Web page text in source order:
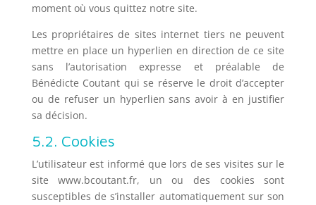
moment où vous quittez notre site.
Les propriétaires de sites internet tiers ne peuvent
mettre en place un hyperlien en direction de ce site
sans l’autorisation expresse et préalable de
Bénédicte Coutant qui se réserve le droit d’accepter
ou de refuser un hyperlien sans avoir à en justifier
sa décision.
5.2. Cookies
L’utilisateur est informé que lors de ses visites sur le
site www.bcoutant.fr, un ou des cookies sont
susceptibles de s’installer automatiquement sur son